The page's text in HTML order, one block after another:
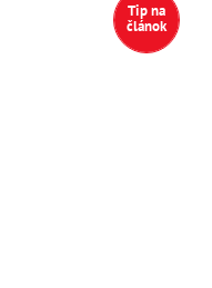
Tip na
článok